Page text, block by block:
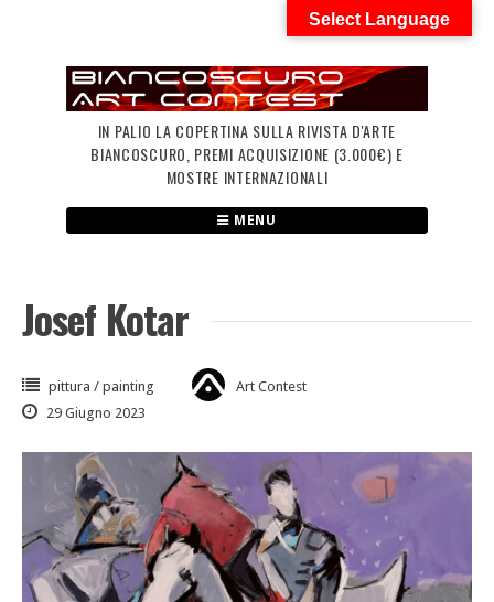
IN PALIO LA COPERTINA SULLA RIVISTA D'ARTE
BIANCOSCURO, PREMI ACQUISIZIONE (3.000€) E
MOSTRE INTERNAZIONALI
MENU
Josef Kotar
pittura / painting
Art Contest
29 Giugno 2023
Select Language